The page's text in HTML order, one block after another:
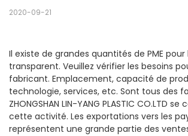
2020-09-21
Il existe de grandes quantités de PME
transparent. Veuillez vérifier les besoins
fabricant. Emplacement, capacité de
technologie, services, etc. Sont tous des
ZHONGSHAN LIN-YANG PLASTIC CO.LTD
cette activité. Les exportations vers les
représentent une grande partie des